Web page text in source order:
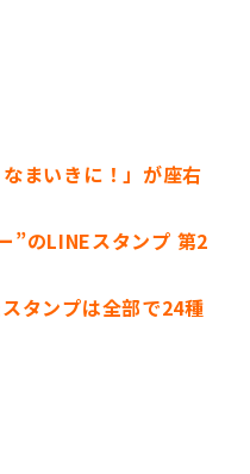
まいきに！」が座右
”のLINEスタンプ 第2
タンプは全部で24種